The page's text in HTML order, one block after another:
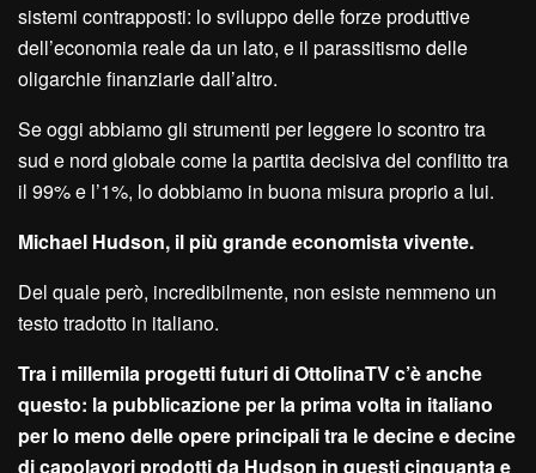
sistemi contrapposti: lo sviluppo delle forze produttive
dell’economia reale da un lato, e il parassitismo delle
oligarchie finanziarie dall’altro.
Se oggi abbiamo gli strumenti per leggere lo scontro tra
sud e nord globale come la partita decisiva del conflitto tra
il 99% e l’1%, lo dobbiamo in buona misura proprio a lui.
Michael Hudson, il più grande economista vivente.
Del quale però, incredibilmente, non esiste nemmeno un
testo tradotto in italiano.
Tra i millemila progetti futuri di OttolinaTV c’è anche
questo: la pubblicazione per la prima volta in italiano
per lo meno delle opere principali tra le decine e decine
di capolavori prodotti da Hudson in questi cinquanta e